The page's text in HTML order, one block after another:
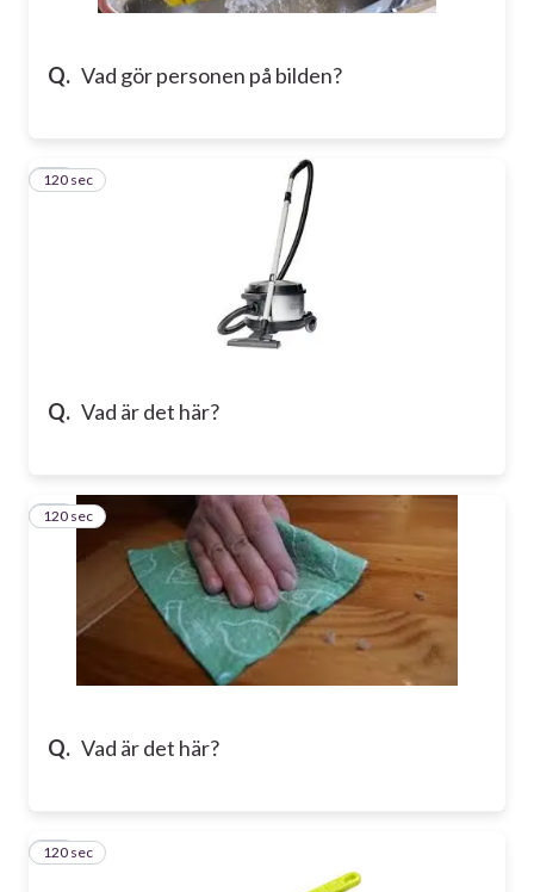
Q. Vad gör personen på bilden?
Q. Vad är det här?
12
120 sec
Q. Vad är det här?
13
120 sec
14
120 sec